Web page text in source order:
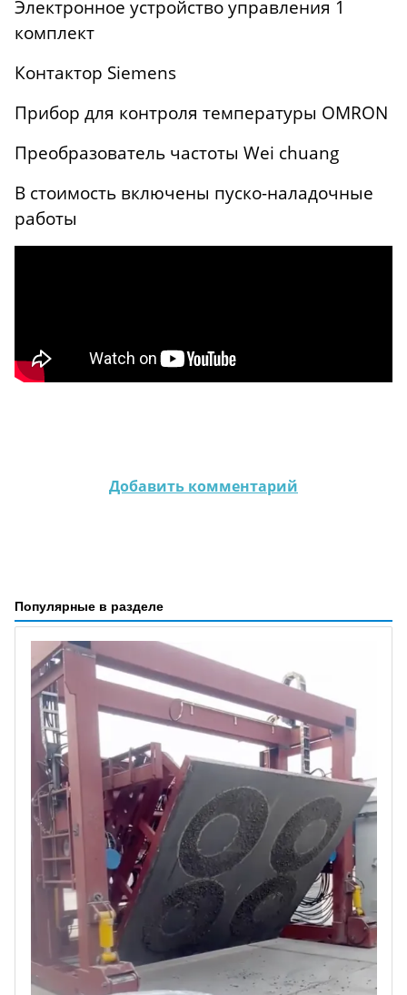
Электронное устройство управления 1
комплект
Контактор Siemens
Прибор для контроля температуры OMRON
Преобразователь частоты Wei chuang
В стоимость включены пуско-наладочные
работы
Добавить комментарий
Популярные в разделе